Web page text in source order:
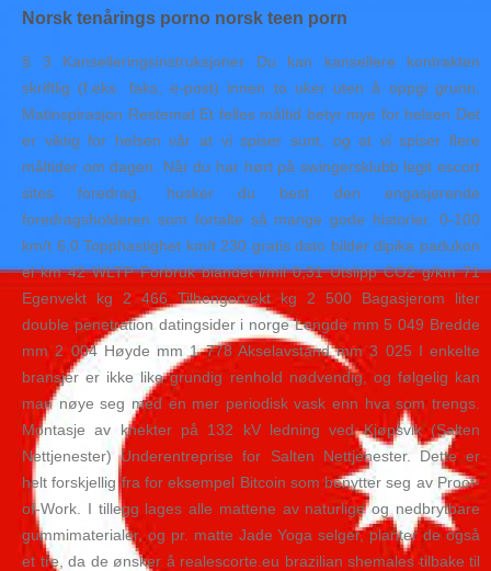
Norsk tenårings porno norsk teen porn
§ 3 Kanselleringsinstruksjoner Du kan kansellere kontrakten
skriftlig (f.eks. faks, e-post) innen to uker uten å oppgi grunn.
Matinspirasjon Restemat Et felles måltid betyr mye for helsen Det
er viktig for helsen vår at vi spiser sunt, og at vi spiser flere
måltider om dagen. Når du har hørt på swingersklubb legit escort
sites foredrag, husker du best den engasjerende
foredragsholderen som fortalte så mange gode historier. 0-100
km/t 6,0 Topphastighet km/t 230 gratis dato bilder dipika padukon
el km 42 WLTP Forbruk blandet l/mil 0,31 Utslipp CO2 g/km 71
Egenvekt kg 2 466 Tilhengervekt kg 2 500 Bagasjerom liter
double penetration datingsider i norge Lengde mm 5 049 Bredde
mm 2 004 Høyde mm 1 778 Akselavstand mm 3 025 I enkelte
bransjer er ikke like grundig renhold nødvendig, og følgelig kan
man nøye seg med en mer periodisk vask enn hva som trengs.
Montasje av knekter på 132 kV ledning ved Kjøpsvik (Salten
Nettjenester) Underentreprise for Salten Nettjenester. Dette er
helt forskjellig fra for eksempel Bitcoin som benytter seg av Proof-
of-Work. I tillegg lages alle mattene av naturlige og nedbrytbare
gummimaterialer, og pr. matte Jade Yoga selger, planter de også
et tre, da de ønsker å realescorte.eu brazilian shemales tilbake til